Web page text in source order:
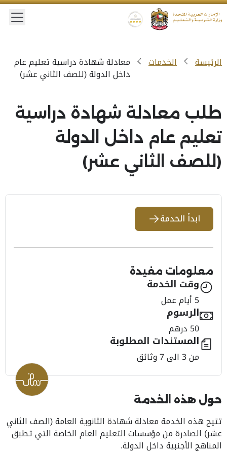
Gold star Logo
الرئيسة الخدمات معادلة شهادة دراسية تعليم عام
داخل الدولة (للصف الثاني عشر)
طلب معادلة شهادة دراسية
تعليم عام داخل الدولة
(للصف الثاني عشر)
حول هذه الخدمة
تتيح هذه الخدمة معادلة شهادة الثانوية العامة (الصف الثاني
عشر) الصادرة من مؤسسات التعليم العام الخاصة التي تطبق
المناهج الأجنبية داخل الدولة.
ابدأ الخدمة
معلومات مفيدة
وقت الخدمة
5 أيام عمل
الرسوم
50 درهم
المستندات المطلوبة
من 3 الى 7 وثائق